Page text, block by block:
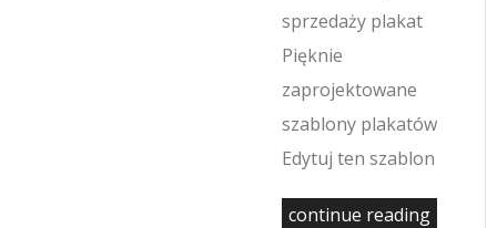
sprzedaży plakat
Pięknie
zaprojektowane
szablony plakatów
Edytuj ten szablon
continue reading